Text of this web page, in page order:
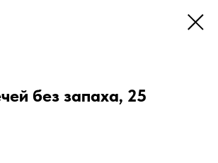
без запаха, 25